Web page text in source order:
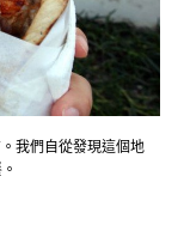
我們自從發現這個地